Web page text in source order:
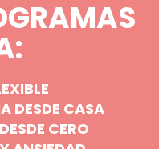
DESDE CASA
CERO